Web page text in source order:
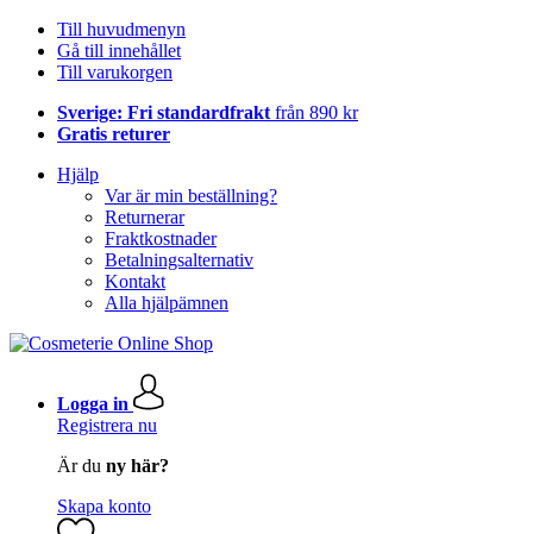
Till huvudmenyn
Gå till innehållet
Till varukorgen
Sverige: Fri standardfrakt från 890 kr
Gratis returer
Hjälp
Var är min beställning?
Returnerar
Fraktkostnader
Betalningsalternativ
Kontakt
Alla hjälpämnen
Logga in
Registrera nu
Är du ny här?
Skapa konto